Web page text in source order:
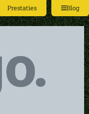
Prestaties Blog